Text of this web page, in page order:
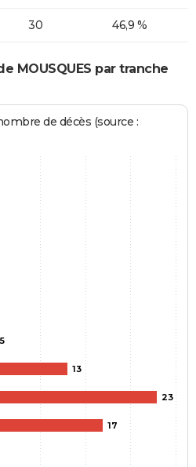
30 46,9 %
MOUSQUES par tranche
de décès (source :
5
13
23
17